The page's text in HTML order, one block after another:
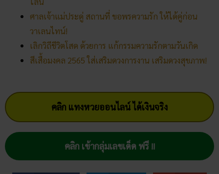
ศาลเจ้าแม่ประดู่ สถานที่ ขอพรความรัก ให้ได้คู่ก่อน
วาเลนไทน์!
เลิกวิถีชีวิตโสด ด้วยการ แก้กรรมความรักตามวันเกิด
สีเสื้อมงคล 2565 ใส่เสริมดวงการงาน เสริมดวงสุขภาพ!
คลิก แทงหวยออนไลน์ ได้เงินจริง
คลิก เข้ากลุ่มเลขเด็ด ฟรี !!